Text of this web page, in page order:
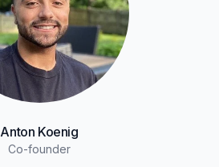
Anton Koenig
Co-founder